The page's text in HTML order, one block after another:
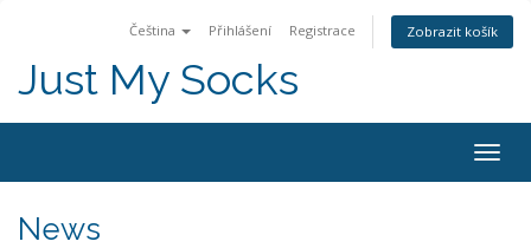
Čeština Přihlášení Registrace Zobrazit košík
Just My Socks
News